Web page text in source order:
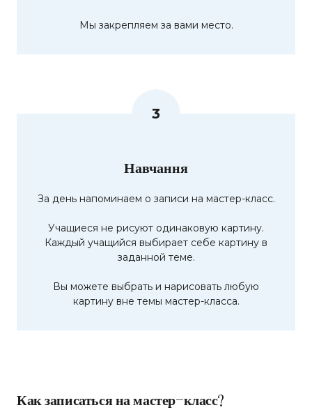
Мы закрепляем за вами место.
3
Навчання
За день напоминаем о записи на мастер-класс.
Учащиеся не рисуют одинаковую картину.
Каждый учащийся выбирает себе картину в
заданной теме.
Вы можете выбрать и нарисовать любую
картину вне темы мастер-класса.
Как записаться на мастер-класс?